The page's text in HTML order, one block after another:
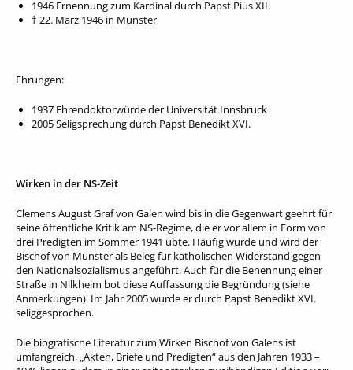
1946 Ernennung zum Kardinal durch Papst Pius XII.
† 22. März 1946 in Münster
Ehrungen:
1937 Ehrendoktorwürde der Universität Innsbruck
2005 Seligsprechung durch Papst Benedikt XVI.
Wirken in der NS-Zeit
Clemens August Graf von Galen wird bis in die Gegenwart geehrt für
seine öffentliche Kritik am NS-Regime, die er vor allem in Form von
drei Predigten im Sommer 1941 übte. Häufig wurde und wird der
Bischof von Münster als Beleg für katholischen Widerstand gegen
den Nationalsozialismus angeführt. Auch für die Benennung einer
Straße in Nilkheim bot diese Auffassung die Begründung (siehe
Anmerkungen). Im Jahr 2005 wurde er durch Papst Benedikt XVI.
seliggesprochen.
Die biografische Literatur zum Wirken Bischof von Galens ist
umfangreich, „Akten, Briefe und Predigten“ aus den Jahren 1933 –